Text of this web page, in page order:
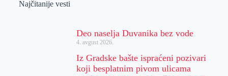
Najčitanije vesti
Deo naselja Duvanika bez vode
4. avgust 2026.
Iz Gradske bašte ispraćeni pozivari
koji besplatnim pivom ulicama